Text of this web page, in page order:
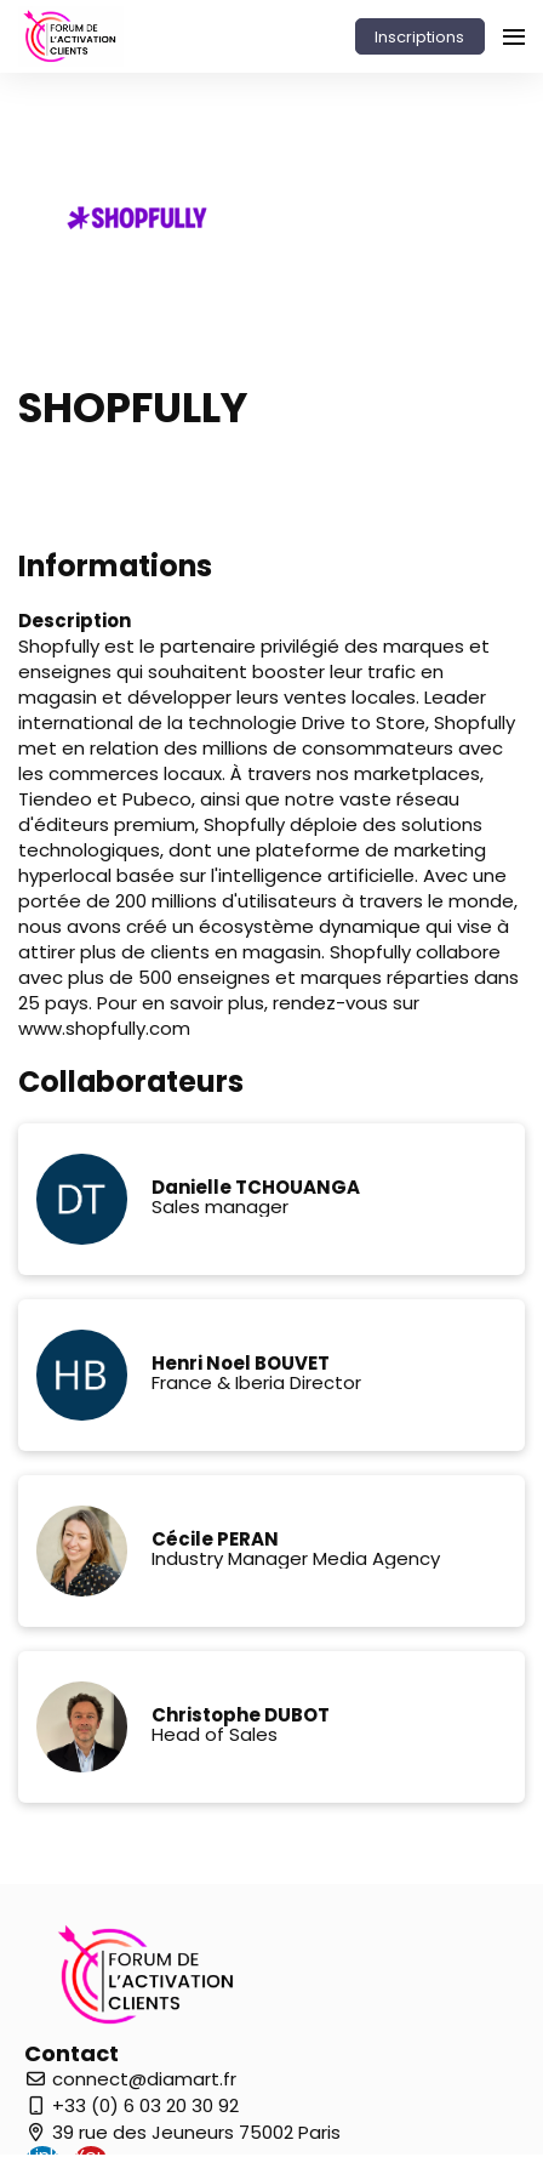
Inscriptions
SHOPFULLY
Informations
Description
Shopfully est le partenaire privilégié des marques et
enseignes qui souhaitent booster leur trafic en
magasin et développer leurs ventes locales. Leader
international de la technologie Drive to Store, Shopfully
met en relation des millions de consommateurs avec
les commerces locaux. À travers nos marketplaces,
Tiendeo et Pubeco, ainsi que notre vaste réseau
d'éditeurs premium, Shopfully déploie des solutions
technologiques, dont une plateforme de marketing
hyperlocal basée sur l'intelligence artificielle. Avec une
portée de 200 millions d'utilisateurs à travers le monde,
nous avons créé un écosystème dynamique qui vise à
attirer plus de clients en magasin. Shopfully collabore
avec plus de 500 enseignes et marques réparties dans
25 pays. Pour en savoir plus, rendez-vous sur
www.shopfully.com
Collaborateurs
Danielle TCHOUANGA
Sales manager
Henri Noel BOUVET
France & Iberia Director
Cécile PERAN
Industry Manager Media Agency
Christophe DUBOT
Head of Sales
Contact
connect@diamart.fr
+33 (0) 6 03 20 30 92
39 rue des Jeuneurs 75002 Paris
Link
You